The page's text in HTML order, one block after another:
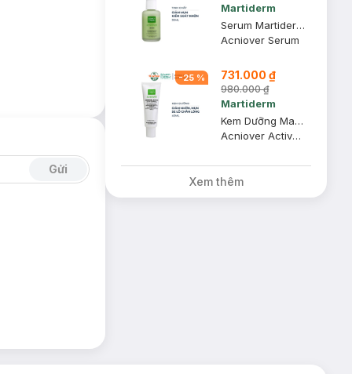
Gửi
Martiderm
Serum Martiderm Giảm Mụn & Kiểm Soát Nhờn 30ml
Acniover Serum
-25 % 731.000 ₫
980.000 ₫
Martiderm
Kem Dưỡng MartiDerm Giảm Nhờn, Mụn & Se Lỗ Chân Lông 40ml
Acniover Active Cremigel
Xem thêm